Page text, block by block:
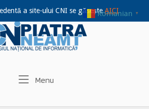
a site-ului CNI se găseșteAICI
Menu
Romanian ▼